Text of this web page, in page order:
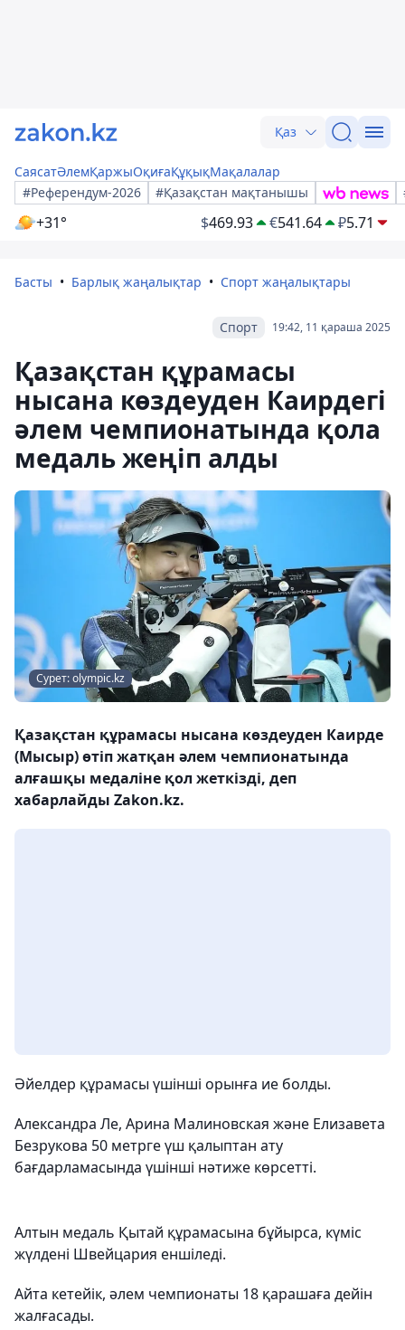
Қаз
СаясатӘлемҚаржыОқиғаҚұқықМақалалар
#Референдум-2026
#Қазақстан мақтанышы
+31° $469.93 €541.64 ₽5.71
Басты Барлық жаңалықтар Спорт жаңалықтары
19:42, 11 қараша 2025
Спорт
Қазақстан құрамасы
нысана көздеуден Каирдегі
әлем чемпионатында қола
медаль жеңіп алды
Сурет: olympic.kz
Қазақстан құрамасы нысана көздеуден Каирде
(Мысыр) өтіп жатқан әлем чемпионатында
алғашқы медаліне қол жеткізді, деп
хабарлайды Zakon.kz.
Әйелдер құрамасы үшінші орынға ие болды.
Александра Ле, Арина Малиновская және Елизавета
Безрукова 50 метрге үш қалыптан ату
бағдарламасында үшінші нәтиже көрсетті.
Алтын медаль Қытай құрамасына бұйырса, күміс
жүлдені Швейцария еншіледі.
Айта кетейік, әлем чемпионаты 18 қарашаға дейін
жалғасады.